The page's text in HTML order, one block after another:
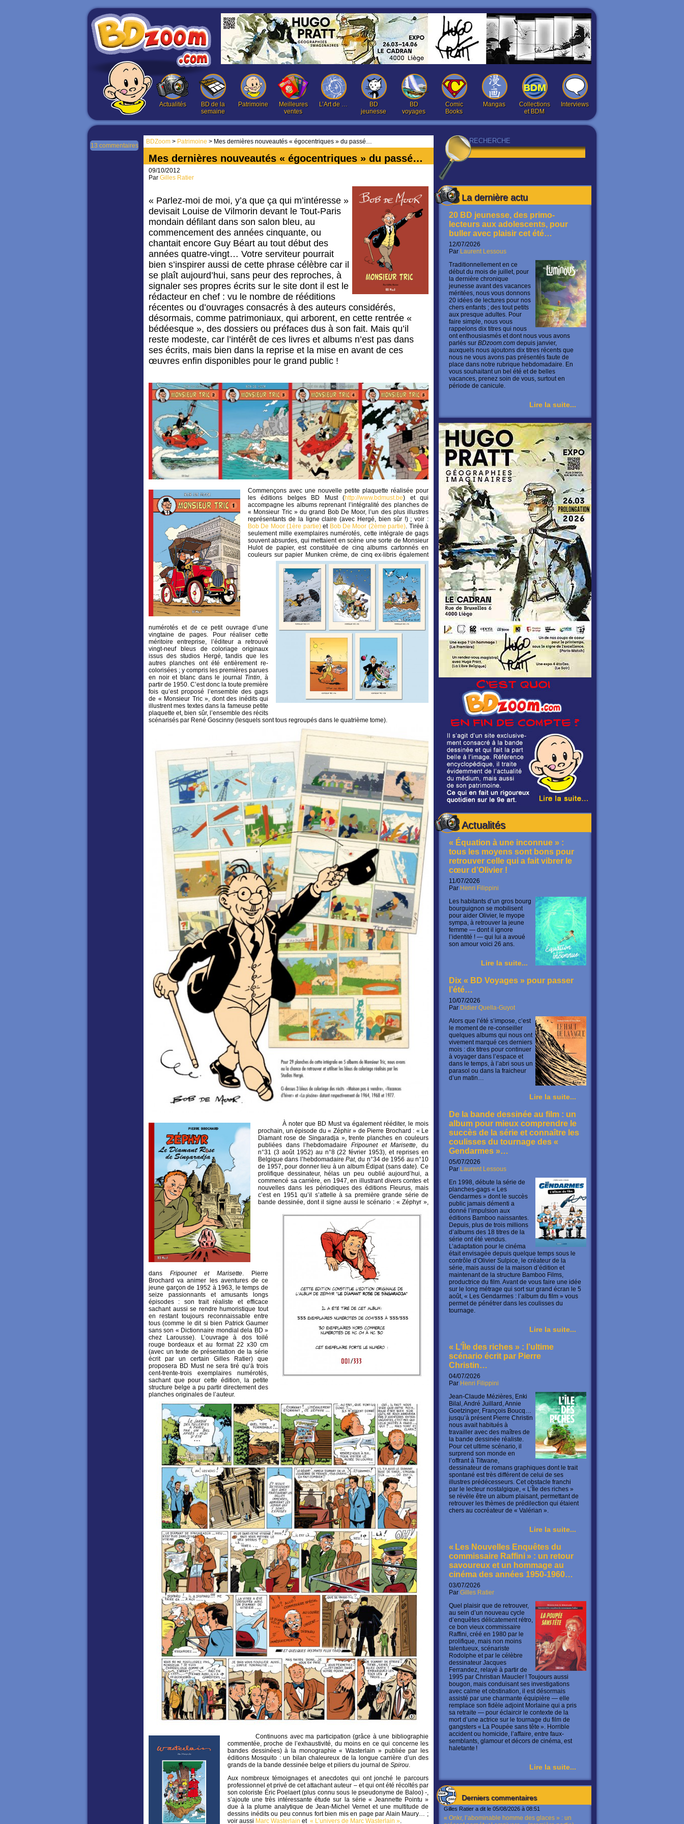
Actualités
BD de la
semaine
Patrimoine
Meilleures
ventes
L’Art de …
BD
jeunesse
BD
voyages
Comic
Books
Mangas
Collections
et BDM
Interviews
La dernière actu
20 BD jeunesse, des primo-
lecteurs aux adolescents, pour
buller avec plaisir cet été…
12/07/2026
Par Laurent Lessous
Traditionnellement en ce
début du mois de juillet, pour
la dernière chronique
jeunesse avant des vacances
méritées, nous vous donnons
20 idées de lectures pour nos
chers enfants ; des tout petits
aux presque adultes. Pour
faire simple, nous vous
rappelons dix titres qui nous
ont enthousiasmés et dont nous vous avons
parlés sur BDzoom.com depuis janvier,
auxquels nous ajoutons dix titres récents que
nous ne vous avons pas présentés faute de
place dans notre rubrique hebdomadaire. En
vous souhaitant un bel été et de belles
vacances, prenez soin de vous, surtout en
période de canicule.
Lire la suite...
Actualités
« Équation à une inconnue » :
tous les moyens sont bons pour
retrouver celle qui a fait vibrer le
cœur d’Olivier !
11/07/2026
Par Henri Filippini
Les habitants d’un gros bourg
bourguignon se mobilisent
pour aider Olivier, le myope
sympa, à retrouver la jeune
femme — dont il ignore
l’identité ! — qui lui a avoué
son amour voici 26 ans.
Lire la suite...
Dix « BD Voyages » pour passer
l’été…
10/07/2026
Par Didier Quella-Guyot
Alors que l’été s’impose, c’est
le moment de re-conseiller
quelques albums qui nous ont
vivement marqué ces derniers
mois : dix titres pour continuer
à voyager dans l’espace et
dans le temps, à l’abri sous un
parasol ou dans la fraicheur
d’un matin…
Lire la suite...
De la bande dessinée au film : un
album pour mieux comprendre le
succès de la série et connaître les
coulisses du tournage des «
Gendarmes »…
05/07/2026
Par Laurent Lessous
En 1998, débute la série de
planches-gags « Les
Gendarmes » dont le succès
public jamais démenti a
donné l’impulsion aux
éditions Bamboo naissantes.
Depuis, plus de trois millions
d’albums des 18 titres de la
série ont été vendus.
L’adaptation pour le cinéma
était envisagée depuis quelque temps sous le
contrôle d’Olivier Sulpice, le créateur de la
série, mais aussi de la maison d’édition et
maintenant de la structure Bamboo Films,
productrice du film. Avant de vous faire une idée
sur le long métrage qui sort sur grand écran le 5
août, « Les Gendarmes : l’album du film » vous
permet de pénétrer dans les coulisses du
tournage.
Lire la suite...
« L’Île des riches » : l’ultime
scénario écrit par Pierre
Christin…
04/07/2026
Par Henri Filippini
Jean-Claude Mézières, Enki
Bilal, André Juillard, Annie
Goetzinger, François Boucq…
jusqu’à présent Pierre Christin
nous avait habitués à
travailler avec des maîtres de
la bande dessinée réaliste.
Pour cet ultime scénario, il
surprend son monde en
l’offrant à Titwane,
dessinateur de romans graphiques dont le trait
spontané est très différent de celui de ses
illustres prédécesseurs. Cet obstacle franchi
par le lecteur nostalgique, « L’Île des riches »
se révèle être un album plaisant, permettant de
retrouver les thèmes de prédilection qui étaient
chers au cocréateur de « Valérian ».
Lire la suite...
« Les Nouvelles Enquêtes du
commissaire Raffini » : un retour
savoureux et un hommage au
cinéma des années 1950-1960…
03/07/2026
Par Gilles Ratier
Quel plaisir que de retrouver,
au sein d’un nouveau cycle
d’enquêtes délicatement rétro,
ce bon vieux commissaire
Raffini, créé en 1980 par le
prolifique, mais non moins
talentueux, scénariste
Rodolphe et par le célèbre
dessinateur Jacques
Ferrandez, relayé à partir de
1995 par Christian Maucler ! Toujours aussi
bougon, mais conduisant ses investigations
avec calme et obstination, il est désormais
assisté par une charmante équipière — elle
remplace son fidèle adjoint Morlaine qui a pris
sa retraite — pour éclaircir le contexte de la
mort d’une actrice sur le tournage du film de
gangsters « La Poupée sans tête ». Horrible
accident ou homicide, l’affaire, entre faux-
semblants, glamour et décors de cinéma, est
haletante !
Lire la suite...
Derniers commentaires
Gilles Ratier a dit le 05/08/2026 à 08:51
« Onkr, l’abominable homme des glaces » : un
BDZoom > Patrimoine > Mes dernières nouveautés « égocentriques » du passé…
13 commentaires
Mes dernières nouveautés « égocentriques » du passé…
09/10/2012
Par Gilles Ratier
« Parlez-moi de moi, y’a que ça qui m’intéresse »
devisait Louise de Vilmorin devant le Tout-Paris
mondain défilant dans son salon bleu, au
commencement des années cinquante, ou
chantait encore Guy Béart au tout début des
années quatre-vingt… Votre serviteur pourrait
bien s’inspirer aussi de cette phrase célèbre car il
se plaît aujourd’hui, sans peur des reproches, à
signaler ses propres écrits sur le site dont il est le
rédacteur en chef : vu le nombre de rééditions
récentes ou d’ouvrages consacrés à des auteurs considérés,
désormais, comme patrimoniaux, qui arborent, en cette rentrée «
bédéesque », des dossiers ou préfaces dus à son fait. Mais qu’il
reste modeste, car l’intérêt de ces livres et albums n’est pas dans
ses écrits, mais bien dans la reprise et la mise en avant de ces
œuvres enfin disponibles pour le grand public !
Commençons avec une nouvelle petite plaquette réalisée pour
les éditions belges BD Must (http://www.bdmust.be) et qui
accompagne les albums reprenant l’intégralité des planches de
« Monsieur Tric » du grand Bob De Moor, l’un des plus illustres
représentants de la ligne claire (avec Hergé, bien sûr !) ; voir :
Bob De Moor (1ère partie)et Bob De Moor (2ème partie). Tirée à
seulement mille exemplaires numérotés, cette intégrale de gags
souvent absurdes, qui mettaient en scène une sorte de Monsieur
Hulot de papier, est constituée de cinq albums cartonnés en
couleurs sur papier Munken crème,de cinq ex-libris également
numérotés et de ce petit ouvrage d’une
vingtaine de pages. Pour réaliser cette
méritoire entreprise, l’éditeur a retrouvé
vingt-neuf bleus de coloriage originaux
issus des studios Hergé, tandis que les
autres planches ont été entièrement re-
colorisées ; y compris les premières parues
en noir et blanc dans le journal Tintin, à
partir de 1950. C’est donc la toute première
fois qu’est proposé l’ensemble des gags
de « Monsieur Tric », dont des inédits qui
illustrent mes textes dans la fameuse petite
plaquette et, bien sûr, l’ensemble des récits
scénarisés par René Goscinny (lesquels sont tous regroupés dans le quatrième tome).
À noter que BD Must va également rééditer, le mois
prochain, un épisode du « Zéphir » de Pierre Brochard : « Le
Diamant rose de Singaradja », trente planches en couleurs
publiées dans l’hebdomadaire Fripounet et Marisette, du
n°31 (3 août 1952) au n°8 (22 février 1953), et reprises en
Belgique dans l’hebdomadaire Pat, du n°34 de 1956 au n°10
de 1957, pour donner lieu à un album Édipat (sans date). Ce
prolifique dessinateur, hélas un peu oublié aujourd’hui, a
commencé sa carrière, en 1947, en illustrant divers contes et
nouvelles dans les périodiques des éditions Fleurus, mais
c’est en 1951 qu’il s’attelle à sa première grande série de
bande dessinée,dont il signe aussi le scénario : « Zéphyr »,
dans Fripounet et Marisette. Pierre
Brochard va animer les aventures de ce
jeune garçon de 1952 à 1963, le temps de
seize passionnants et amusants longs
épisodes : son trait réaliste et efficace
sachant aussi se rendre humoristique tout
en restant toujours reconnaissable entre
tous (comme le dit si bien Patrick Gaumer
sans son « Dictionnaire mondial dela BD »
chez Larousse). L’ouvrage à dos toilé
rouge bordeaux et au format 22 x30 cm
(avec un texte de présentation de la série
écrit par un certain Gilles Ratier) que
proposera BD Must ne sera tiré qu’à trois
cent-trente-trois exemplaires numérotés,
sachant que pour cette édition, la petite
structure belge a pu partir directement des
planches originales de l’auteur.
Continuons avec ma participation (grâce à une bibliographie
commentée, proche de l’exhaustivité, du moins en ce qui concerne les
bandes dessinées) à la monographie « Wasterlain » publiée par les
éditions Mosquito : un bilan chaleureux de la longue carrière d’un des
grands de la bande dessinée belge et piliers du journal de Spirou.
Aux nombreux témoignages et anecdotes qui ont jonché le parcours
professionnel et privé de cet attachant auteur – et qui ont été récoltés par
son coloriste Éric Poelaert (plus connu sous le pseudonyme de Baloo) -,
s’ajoute une très intéressante étude sur la série « Jeannette Pointu »
due à la plume analytique de Jean-Michel Vernet et une multitude de
dessins inédits ou peu connus fort bien mis en page par Alain Maury… ;
voir aussi Marc Wasterlain et « L’univers de Marc Wasterlain ».